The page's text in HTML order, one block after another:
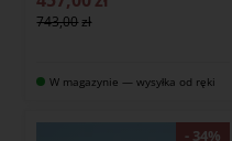
743,00
W magazynie — wysyłka od ręki